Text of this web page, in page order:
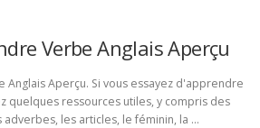
Verbe Anglais Aperçu
Anglais Aperçu. Si vous essayez d'apprendre
quelques ressources utiles, y compris des
adverbes, les articles, le féminin, la …